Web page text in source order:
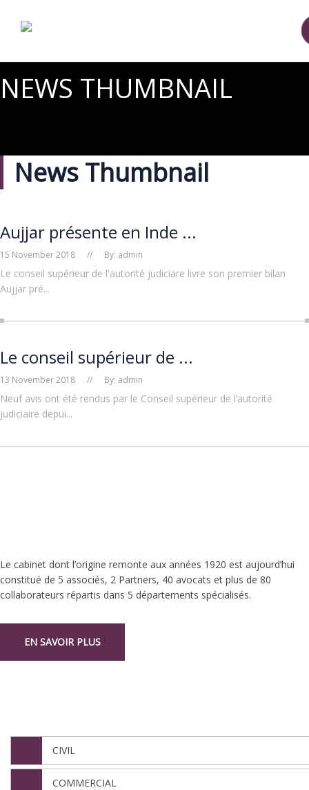
NEWS THUMBNAIL
News Thumbnail
Aujjar présente en Inde ...
15 November 2018 // By: admin
Le conseil supérieur de l'autorité judiciare livre son premier bilan
Aujjar pré...
Le conseil supérieur de ...
13 November 2018 // By: admin
Neuf avis ont été rendus par le Conseil supérieur de l’autorité
judiciaire depui...
Le cabinet dont l’origine remonte aux années 1920 est aujourd’hui
constitué de 5 associés, 2 Partners, 40 avocats et plus de 80
collaborateurs répartis dans 5 départements spécialisés.
EN SAVOIR PLUS
CIVIL
COMMERCIAL